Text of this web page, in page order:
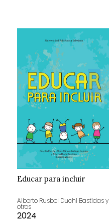
Educar para incluir
Alberto Rusbel Duchi Bastidas y
otros
2024